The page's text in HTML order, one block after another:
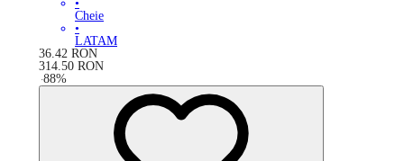
•
Cheie
•
LATAM
36.42 RON
314.50 RON
-88%